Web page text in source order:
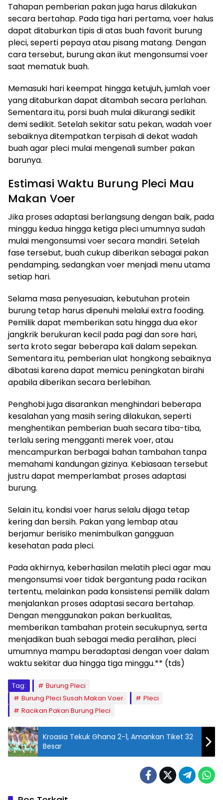
Tahapan pemberian pakan juga harus dilakukan
secara bertahap. Pada tiga hari pertama, voer halus
dapat ditaburkan tipis di atas buah favorit burung
pleci, seperti pepaya atau pisang matang. Dengan
cara tersebut, burung akan ikut mengonsumsi voer
saat mematuk buah.
Memasuki hari keempat hingga ketujuh, jumlah voer
yang ditaburkan dapat ditambah secara perlahan.
Sementara itu, porsi buah mulai dikurangi sedikit
demi sedikit. Setelah sekitar satu pekan, wadah voer
sebaiknya ditempatkan terpisah di dekat wadah
buah agar pleci mulai mengenali sumber pakan
barunya.
Estimasi Waktu Burung Pleci Mau
Makan Voer
Jika proses adaptasi berlangsung dengan baik, pada
minggu kedua hingga ketiga pleci umumnya sudah
mulai mengonsumsi voer secara mandiri. Setelah
fase tersebut, buah cukup diberikan sebagai pakan
pendamping, sedangkan voer menjadi menu utama
setiap hari.
Selama masa penyesuaian, kebutuhan protein
burung tetap harus dipenuhi melalui extra fooding.
Pemilik dapat memberikan satu hingga dua ekor
jangkrik berukuran kecil pada pagi dan sore hari,
serta kroto segar beberapa kali dalam sepekan.
Sementara itu, pemberian ulat hongkong sebaiknya
dibatasi karena dapat memicu peningkatan birahi
apabila diberikan secara berlebihan.
Penghobi juga disarankan menghindari beberapa
kesalahan yang masih sering dilakukan, seperti
menghentikan pemberian buah secara tiba-tiba,
terlalu sering mengganti merek voer, atau
mencampurkan berbagai bahan tambahan tanpa
memahami kandungan gizinya. Kebiasaan tersebut
justru dapat memperlambat proses adaptasi
burung.
Selain itu, kondisi voer harus selalu dijaga tetap
kering dan bersih. Pakan yang lembap atau
berjamur berisiko menimbulkan gangguan
kesehatan pada pleci.
Pada akhirnya, keberhasilan melatih pleci agar mau
mengonsumsi voer tidak bergantung pada racikan
tertentu, melainkan pada konsistensi pemilik dalam
menjalankan proses adaptasi secara bertahap.
Dengan menggunakan pakan berkualitas,
memberikan tambahan protein secukupnya, serta
menjadikan buah sebagai media peralihan, pleci
umumnya mampu beradaptasi dengan voer dalam
waktu sekitar dua hingga tiga minggu.** (tds)
Tag:
Burung Pleci
Burung Pleci Susah Makan Voer
Pleci
Racikan Pakan Burung Pleci
Kroasia Tekuk Ghana 2-1, Amankan Tiket 32
Besar